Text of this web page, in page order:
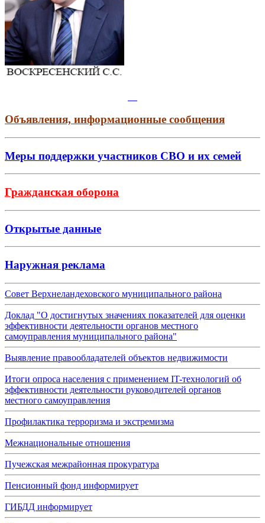
Объявления, информационные сообщения
Меры поддержки участников СВО и их семей
Гражданская оборона
Открытые данные
Наружная реклама
Совет Верхнеландеховского муниципального района
Доклад "О достигнутых значениях показателей для оценки
эффективности деятельности органов местного
самоуправления муниципального района"
Выявление правообладателей объектов недвижимости
Итоги опроса населения с применением IT-технологий об
эффективности деятельности руководителей органов
местного самоуправления
Профилактика терроризма и экстремизма
Межнациональные отношения
Пучежская межрайонная прокуратура
Пенсионный фонд информирует
ГИБДД информирует